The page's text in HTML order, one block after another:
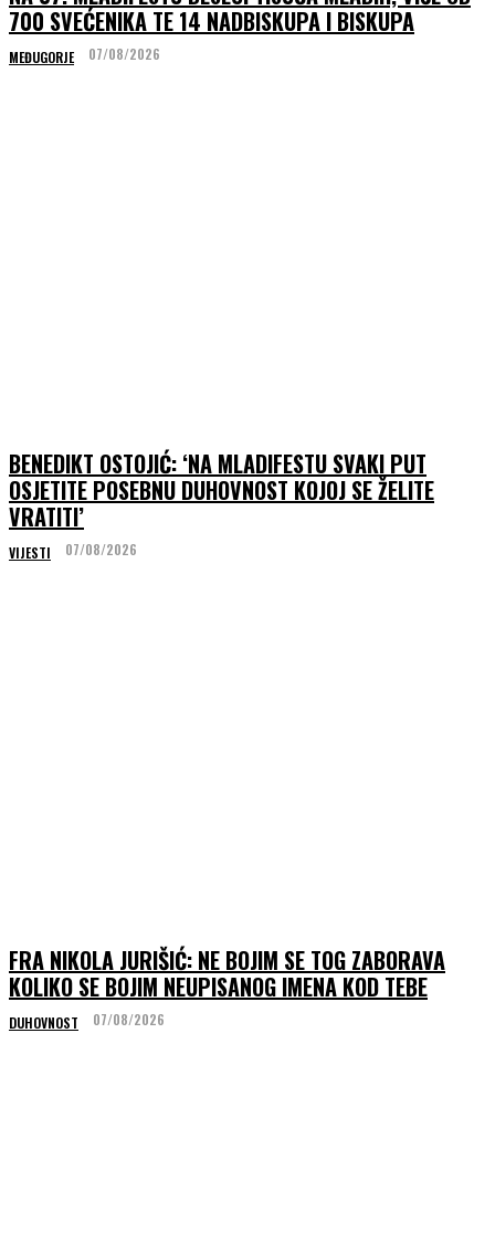
700 SVEĆENIKA TE 14 NADBISKUPA I BISKUPA
MEĐUGORJE 07/08/2026
BENEDIKT OSTOJIĆ: ‘NA MLADIFESTU SVAKI PUT
OSJETITE POSEBNU DUHOVNOST KOJOJ SE ŽELITE
VRATITI’
VIJESTI 07/08/2026
FRA NIKOLA JURIŠIĆ: NE BOJIM SE TOG ZABORAVA
KOLIKO SE BOJIM NEUPISANOG IMENA KOD TEBE
DUHOVNOST 07/08/2026